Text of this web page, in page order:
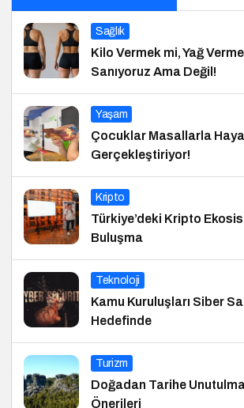
Sağlık
Kilo Vermek mi, Yağ
Sanıyoruz Ama Değil!
Yaşam
Çocuklar Masallarla
Gerçekleştiriyor!
Kripto
Türkiye’deki Kripto
Buluşma
Teknoloji
Kamu Kuruluşları Siber
Hedefinde
Turizm
Doğadan Tarihe
Önerileri